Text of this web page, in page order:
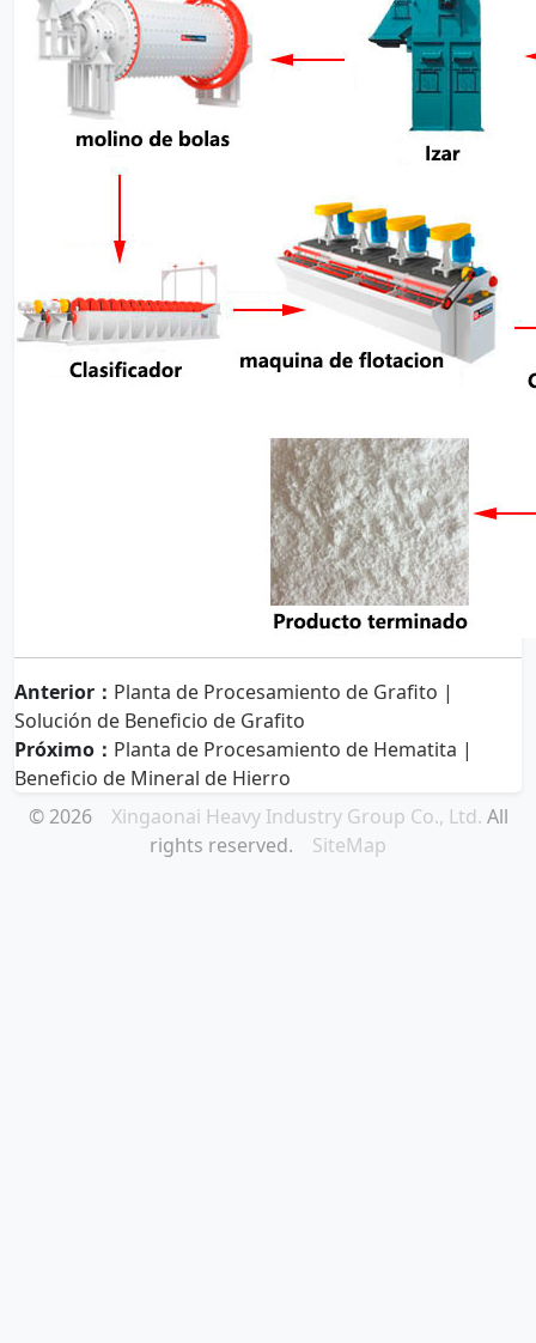
Anterior： Planta de Procesamiento de Grafito |
Solución de Beneficio de Grafito
Próximo： Planta de Procesamiento de Hematita |
Beneficio de Mineral de Hierro
© 2026 Xingaonai Heavy Industry Group Co., Ltd. All
rights reserved. SiteMap